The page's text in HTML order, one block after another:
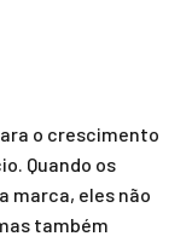
o crescimento
Quando os
marca, eles não
também